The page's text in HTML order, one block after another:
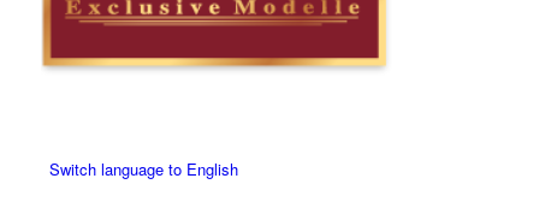
Switch language to English